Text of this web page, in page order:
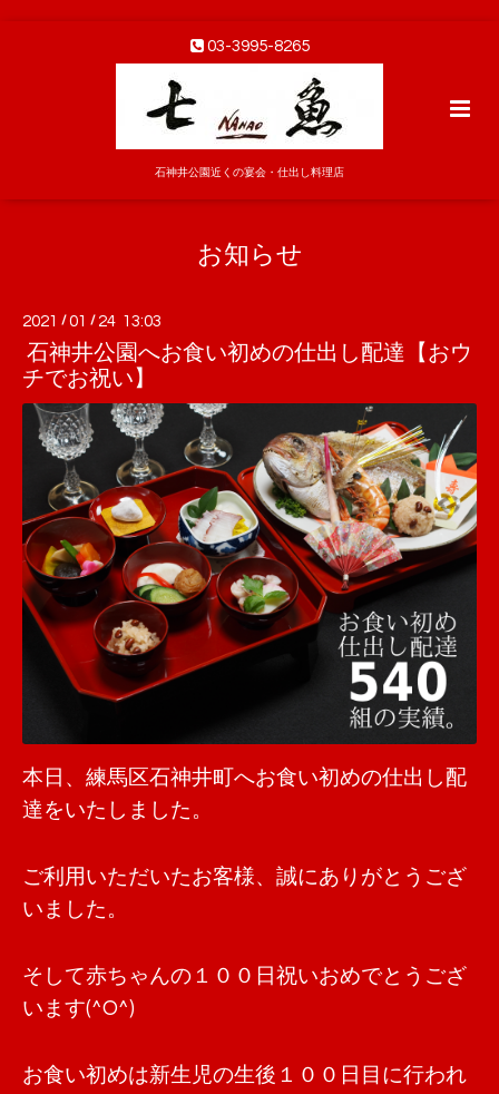
03-3995-8265
石神井公園近くの宴会・仕出し料理店
お知らせ
2021 /01 / 24 13:03
石神井公園へお食い初めの仕出し配達【おウ
チでお祝い】
本日、練馬区石神井町へお食い初めの仕出し配
達をいたしました。
ご利用いただいたお客様、誠にありがとうござ
いました。
そして赤ちゃんの１００日祝いおめでとうござ
います(^O^)
お食い初めは新生児の生後１００日目に行われ